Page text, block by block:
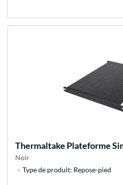
Thermaltake Plateforme
Noir
Type de produit: Repose-pied